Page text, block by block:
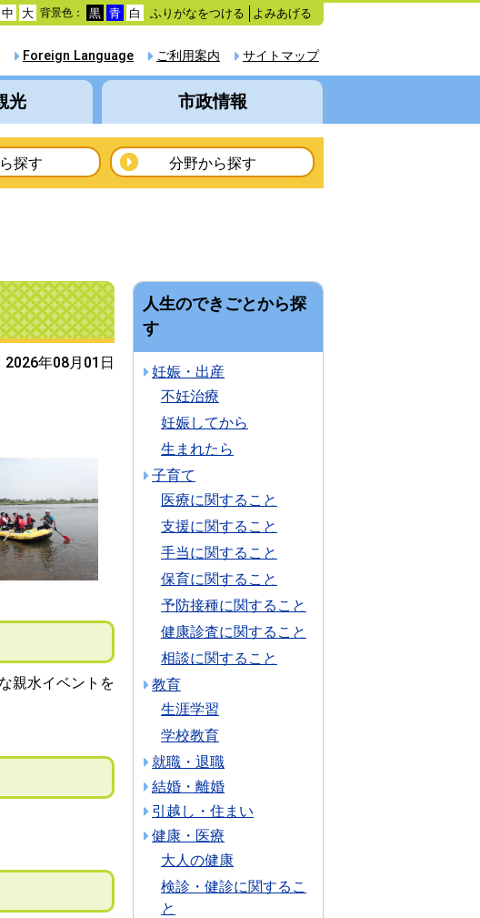
中 大 背景色： 黒 青 白 ふりがなをつける よみあげる
サイトマップ
ご利用案内
Foreign Language
光 市政情報
探す 分野から探す
2026年08月01日
親水イベントを
人生のできごとから探
す
妊娠・出産
不妊治療
妊娠してから
生まれたら
子育て
医療に関すること
支援に関すること
手当に関すること
保育に関すること
予防接種に関すること
健康診査に関すること
相談に関すること
教育
生涯学習
学校教育
就職・退職
結婚・離婚
引越し・住まい
健康・医療
大人の健康
検診・健診に関するこ
と